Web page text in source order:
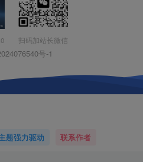
扫码加站长微信
号-1
题强力驱动 联系作者